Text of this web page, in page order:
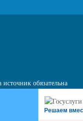
обязательна
Решаем